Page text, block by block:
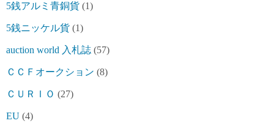
5銭アルミ青銅貨 (1)
5銭ニッケル貨 (1)
auction world 入札誌 (57)
ＣＣＦオークション (8)
ＣＵＲＩＯ (27)
EU (4)